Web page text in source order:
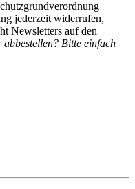
jederzeit widerrufen,
Newsletters auf den
abbestellen? Bitte einfach